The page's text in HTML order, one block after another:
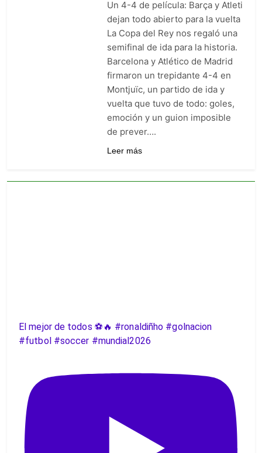
arranca el 21 de agosto con el
Arsenal campeón abriendo
ante el Coventry
4 Días Ago
Escándalo en Montería: el
debut de Nacional se suspendió
por disturbios cuando ganaba
3-0 a Jaguares
4 Días Ago
Millonarios respiró en
Barranquilla: venció 0-1 a
Junior con gol agónico de
Contreras
4 Días Ago
Un 4-4 de película: Barça y Atleti
dejan todo abierto para la vuelta
La Copa del Rey nos regaló una
semifinal de ida para la historia.
Barcelona y Atlético de Madrid
firmaron un trepidante 4-4 en
Montjuïc, un partido de ida y
vuelta que tuvo de todo: goles,
emoción y un guion imposible
de prever….
Leer más
El mejor de todos ⚽️🔥 #ronaldiñho #golnacion
#futbol #soccer #mundial2026